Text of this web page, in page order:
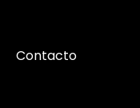
Contacto